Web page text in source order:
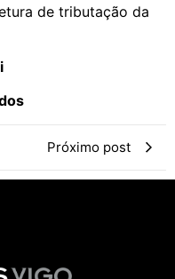
de tributação da
Próximo post